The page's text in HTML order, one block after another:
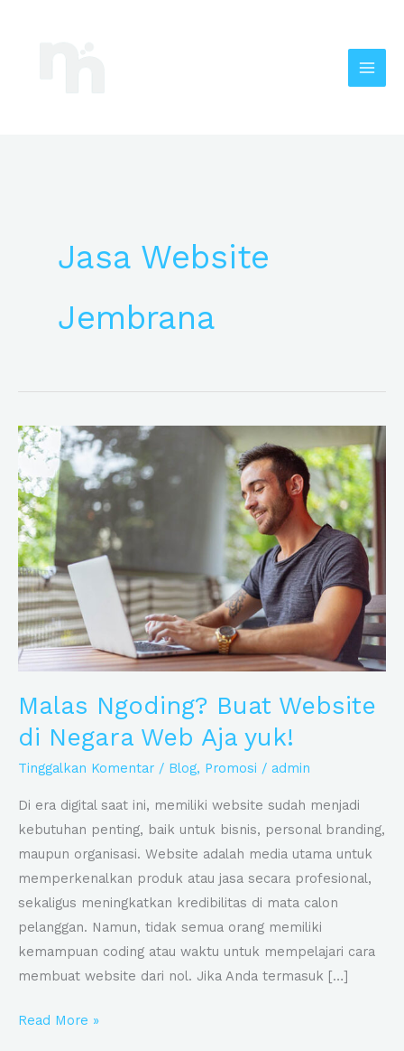
Jasa Website
Jembrana
Malas Ngoding? Buat Website
di Negara Web Aja yuk!
Tinggalkan Komentar / Blog, Promosi / admin
Di era digital saat ini, memiliki website sudah menjadi
kebutuhan penting, baik untuk bisnis, personal branding,
maupun organisasi. Website adalah media utama untuk
memperkenalkan produk atau jasa secara profesional,
sekaligus meningkatkan kredibilitas di mata calon
pelanggan. Namun, tidak semua orang memiliki
kemampuan coding atau waktu untuk mempelajari cara
membuat website dari nol. Jika Anda termasuk […]
Malas
Ngoding?
Buat
Website
di
Negara
Web
Aja
yuk!
Read More »